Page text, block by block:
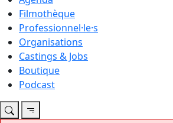
Filmothèque
Professionnel·le·s
Organisations
Castings & Jobs
Boutique
Podcast